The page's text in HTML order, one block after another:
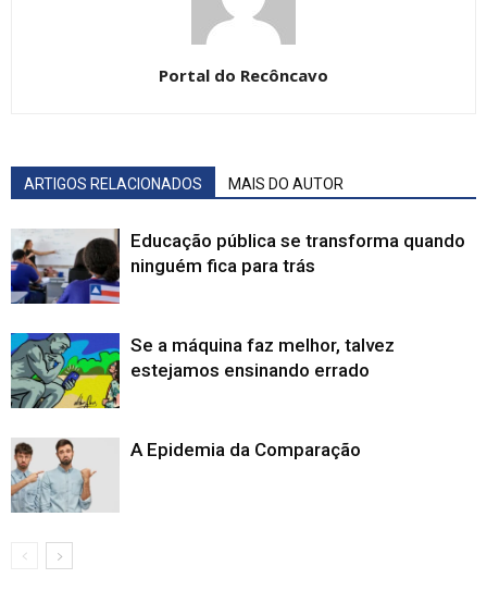
Portal do Recôncavo
ARTIGOS RELACIONADOS MAIS DO AUTOR
Educação pública se transforma quando
ninguém fica para trás
Se a máquina faz melhor, talvez
estejamos ensinando errado
A Epidemia da Comparação